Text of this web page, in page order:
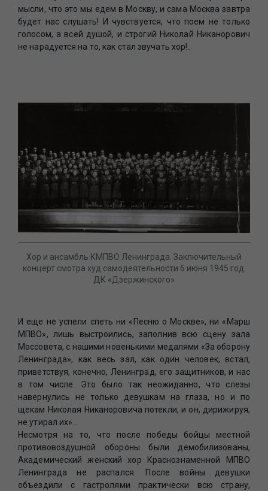
мысли, что это мы едем в Москву, и сама Москва завтра
будет нас слушать! И чувствуется, что поем не только
голосом, а всей душой, и строгий Николай Никанорович
не нарадуется на то, как стал звучать хор!..
Хор и ансамбль КМПВО Ленинграда. Заключительный
концерт смотра худ самодеятельности 6 июня 1945 год.
ДК «Дзержинского»
И еще не успели спеть ни «Песню о Москве», ни «Марш
МПВО», лишь выстроились, заполнив всю сцену зала
Моссовета, с нашими новенькими медалями «За оборону
Ленинграда», как весь зал, как один человек, встал,
приветствуя, конечно, Ленинград, его защитников, и нас
в том числе. Это было так неожиданно, что слезы
навернулись не только девушкам на глаза, но и по
щекам Николая Никаноровича потекли, и он, дирижируя,
не утирал их»…
Несмотря на то, что после победы бойцы местной
противовоздушной обороны были демобилизованы,
Академический женский хор Краснознаменной МПВО
Ленинграда не распался. После войны девушки
объездили с гастролями практически всю страну,